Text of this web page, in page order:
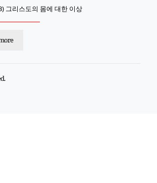
그리스도의 몸에 대한 이상